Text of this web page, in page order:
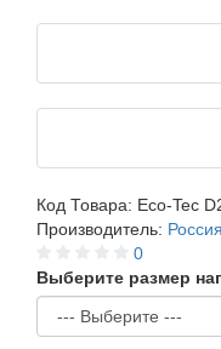
Код Товара: Eco-Tec
Производитель: Россия
0
Выберите размер